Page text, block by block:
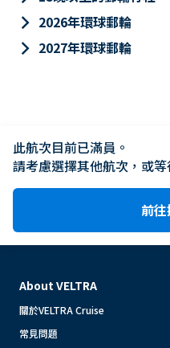
keyboard_arrow_right 2026年環球郵輪
keyboard_arrow_right 2027年環球郵輪
此航次目前已滿員。
請考慮選擇其他航次，或
前
About VELTRA
關於VELTRA Cruise
常見問題